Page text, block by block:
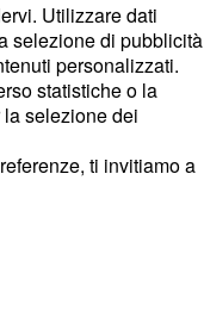
Utilizzare dati
selezione di pubblicità
personalizzati.
statistiche o la
selezione dei
ti invitiamo a